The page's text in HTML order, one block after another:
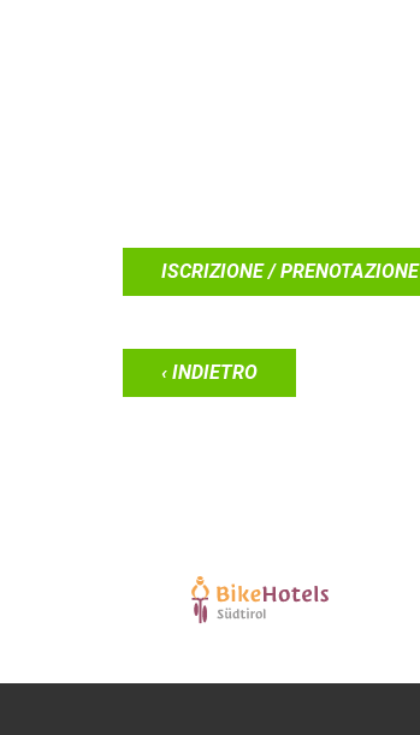
ISCRIZIONE / PRENOTAZIONE
‹ INDIETRO